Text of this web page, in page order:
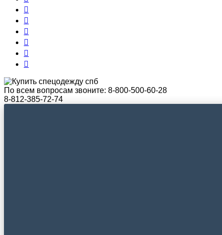
По всем вопросам звоните: 8-800-500-60-28
8-812-385-72-74